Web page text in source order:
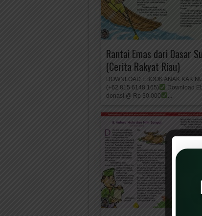
Rantai Emas dari Dasar
(Cerita Rakyat Riau)
DOWNLOAD EBOOK ANAK KAK
(+62 815 6148 165)
Download
donasi @ Rp 30.000
...